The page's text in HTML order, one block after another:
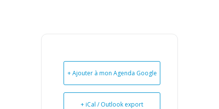
+ Ajouter à mon Agenda Google
+ iCal / Outlook export